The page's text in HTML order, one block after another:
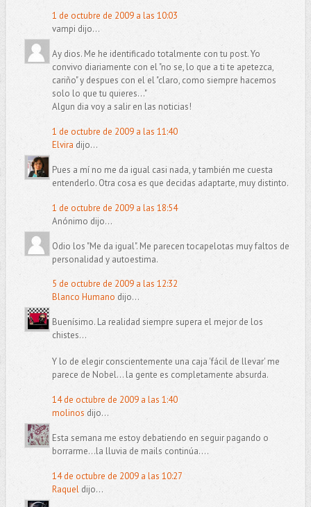
1 de octubre de 2009 a las 10:03
vampi dijo...
Ay dios. Me he identificado totalmente con tu post. Yo
convivo diariamente con el "no se, lo que a ti te apetezca,
cariño" y despues con el el "claro, como siempre hacemos
solo lo que tu quieres..."
Algun dia voy a salir en las noticias!
1 de octubre de 2009 a las 11:40
Elvira dijo...
Pues a mí no me da igual casi nada, y también me cuesta
entenderlo. Otra cosa es que decidas adaptarte, muy distinto.
1 de octubre de 2009 a las 18:54
Anónimo dijo...
Odio los "Me da igual". Me parecen tocapelotas muy faltos de
personalidad y autoestima.
5 de octubre de 2009 a las 12:32
Blanco Humano dijo...
Buenísimo. La realidad siempre supera el mejor de los
chistes...
Y lo de elegir conscientemente una caja 'fácil de llevar' me
parece de Nobel... la gente es completamente absurda.
14 de octubre de 2009 a las 1:40
molinos dijo...
Esta semana me estoy debatiendo en seguir pagando o
borrarme...la lluvia de mails continúa....
14 de octubre de 2009 a las 10:27
Raqueldijo...